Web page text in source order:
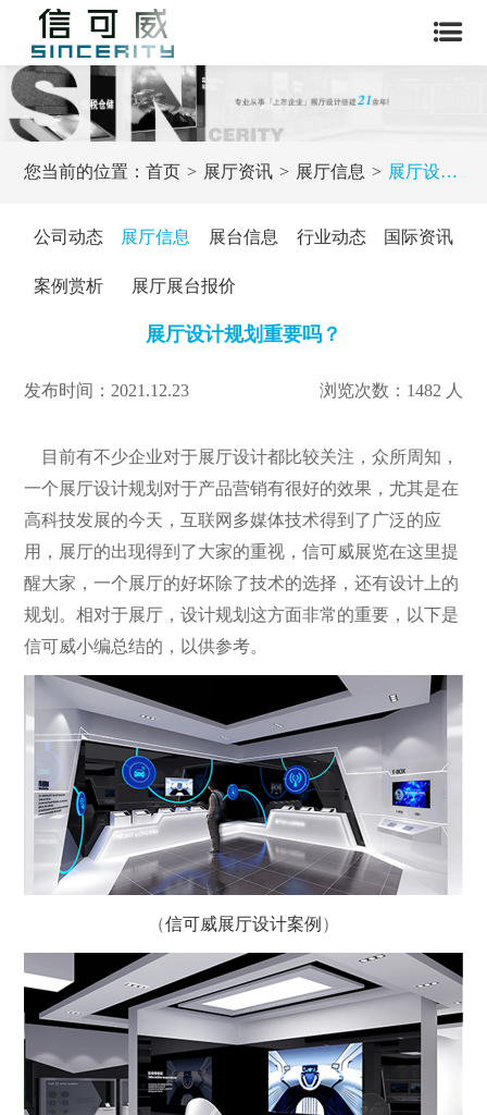
您当前的位置：首页 展厅资讯 展厅信息 展厅设计规划重要吗？
公司动态 展厅信息 展台信息 行业动态 国际资讯
案例赏析 展厅展台报价
展厅设计规划重要吗？
发布时间：2021.12.23 浏览次数：1482 人
目前有不少企业对于展厅设计都比较关注，众所周知，
一个展厅设计规划对于产品营销有很好的效果，尤其是在
高科技发展的今天，互联网多媒体技术得到了广泛的应
用，展厅的出现得到了大家的重视，信可威展览在这里提
醒大家，一个展厅的好坏除了技术的选择，还有设计上的
规划。相对于展厅，设计规划这方面非常的重要，以下是
信可威小编总结的，以供参考。
（信可威展厅设计案例 ）